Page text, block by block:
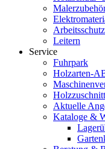
Leitern
Service
Fuhrpark
Holzarten-
Aktuelle
Kataloge &